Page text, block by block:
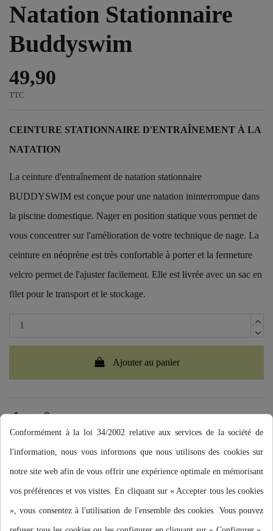
Natation Stationnaire
Buddyswim
49,90
TTC
CEINTURE STATIONNAIRE D'ENTRAÎNEMENT À LA
NATATION
La ceinture d'entraînement de natation stationnaire
BUDDYSWIM est conçue pour une natation ininterrompue dans
la piscine domestique. Nager en position statique vous permet de
vous concentrer sur l'amélioration de votre technique de nage. La
ceinture en néoprène est très confortable à porter et la fermeture
velcro permet de l'ajuster facilement. Elle est livrée avec un sac en
filet pour le transport et le stockage.
Ajouter au panier
Description
Conformément à la loi 34/2002 relative aux services de la société de
l'information, nous vous informons que nous utilisons des cookies sur
notre site web afin de vous offrir une expérience optimale en mémorisant
vos préférences et vos visites. En cliquant sur « Accepter tous les cookies
», vous consentez à l'utilisation de l'ensemble des cookies. Vous pouvez